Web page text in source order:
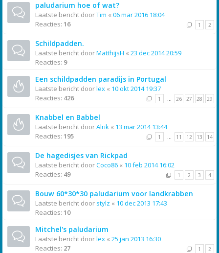
paludarium hoe of wat?
Laatste bericht doorTim « 06 mar 2016 18:04
Reacties: 16 1 2
Schildpadden.
Laatste bericht doorMatthijsH « 23 dec 2014 20:59
Reacties: 9
Een schildpadden paradijs in Portugal
Laatste bericht doorlex « 10 okt 2014 19:37
Reacties: 426 1 … 26 27 28 29
Knabbel en Babbel
Laatste bericht doorAlrik « 13 mar 2014 13:44
Reacties: 195 1 … 11 12 13 14
De hagedisjes van Rickpad
Laatste bericht doorCoco86 « 10 feb 2014 16:02
Reacties: 49 1 2 3 4
Bouw 60*30*30 paludarium voor landkrabben
Laatste bericht door stylz « 10 dec 2013 17:43
Reacties: 10
Mitchel's paludarium
Laatste bericht doorlex « 25 jan 2013 16:30
Reacties: 27 1 2